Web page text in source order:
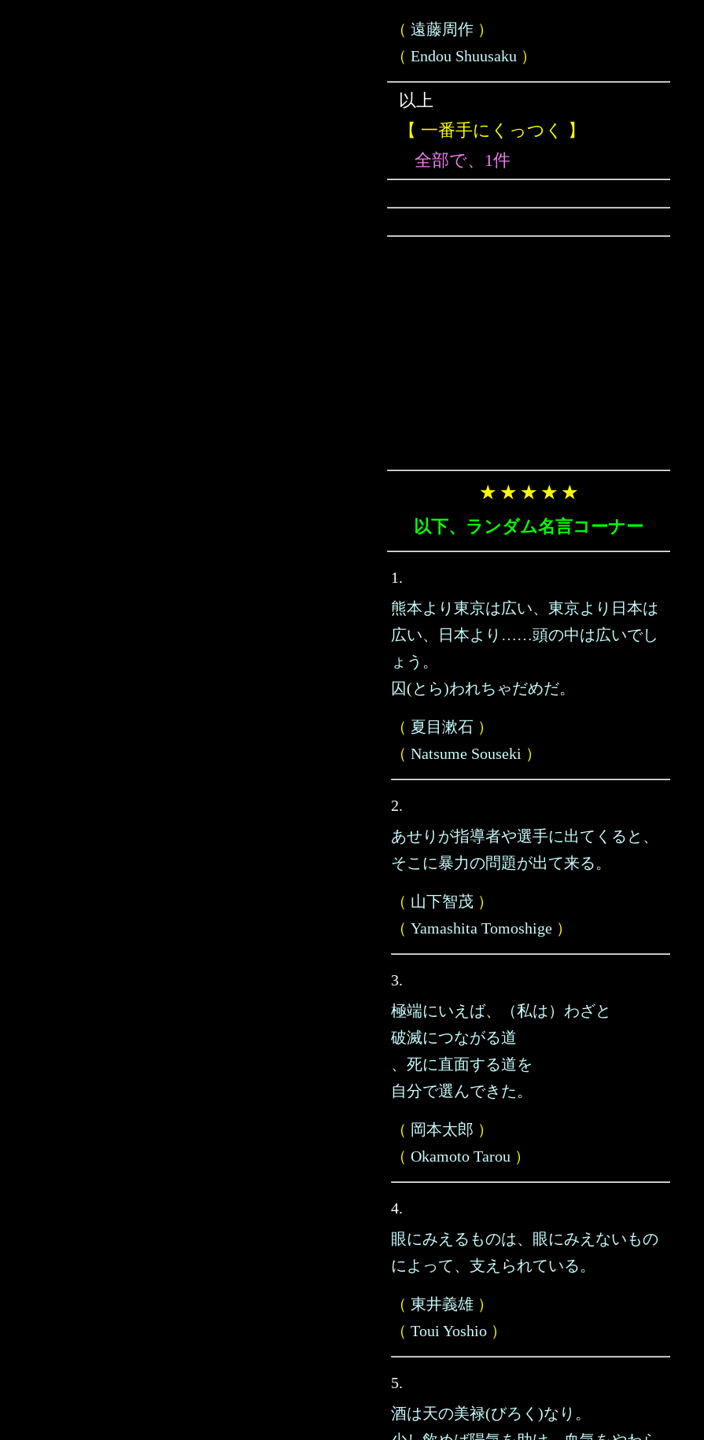
（ 遠藤周作 ）
（ Endou Shuusaku ）
以上
【 一番手にくっつく 】
全部で、1件
★ ★ ★ ★ ★
以下、ランダム名言コーナー
1.
熊本より東京は広い、東京より日本は
広い、日本より……頭の中は広いでし
ょう。
囚(とら)われちゃだめだ。
（ 夏目漱石 ）
（ Natsume Souseki ）
2.
あせりが指導者や選手に出てくると、
そこに暴力の問題が出て来る。
（ 山下智茂 ）
（ Yamashita Tomoshige ）
3.
極端にいえば、（私は）わざと
破滅につながる道
、死に直面する道を
自分で選んできた。
（ 岡本太郎 ）
（ Okamoto Tarou ）
4.
眼にみえるものは、眼にみえないもの
によって、支えられている。
（ 東井義雄 ）
（ Toui Yoshio ）
5.
酒は天の美禄(びろく)なり。